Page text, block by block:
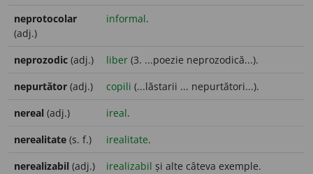
neprotocolar
(adj.)
informal.
neprozodic (adj.) liber (3. ...poezie neprozodică...).
nepurtător (adj.) copili (...lăstarii ... nepurtători...).
nereal (adj.) ireal.
nerealitate (s. f.) irealitate.
nerealizabil (adj.) irealizabil și alte câteva exemple.